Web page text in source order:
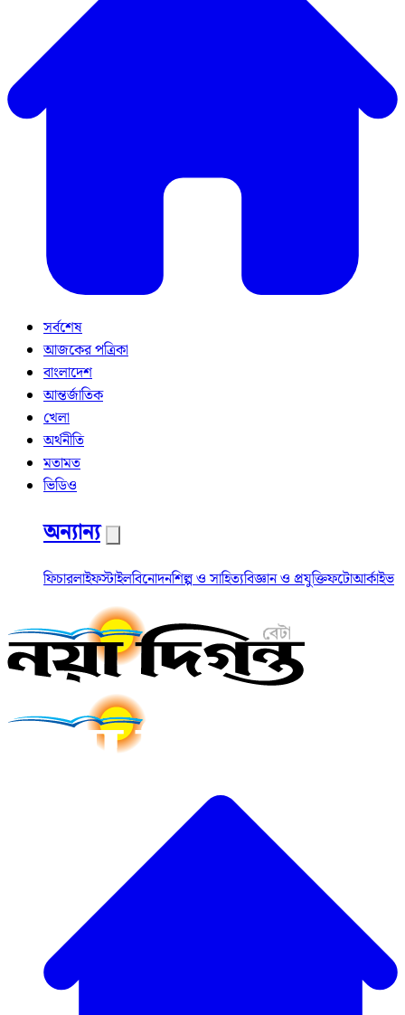
সর্বশেষ
আজকের পত্রিকা
বাংলাদেশ
আন্তর্জাতিক
খেলা
অর্থনীতি
মতামত
ভিডিও
অন্যান্য
ফিচারলাইফস্টাইলবিনোদনশিল্প ও সাহিত্যবিজ্ঞান ও প্রযুক্তিফটোআর্কাইভ